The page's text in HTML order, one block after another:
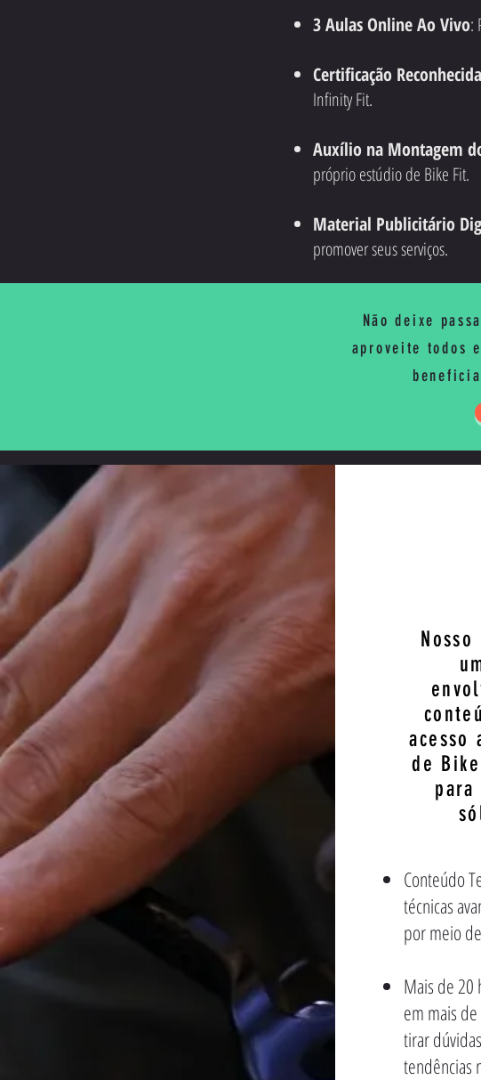
3 Aulas Online Ao Vivo:
Certificação Reconhecida
Infinity Fit.
Auxílio na Montagem
próprio estúdio de Bike Fit.
Material Publicitário
promover seus serviços.
Não deixe
aproveite todos
acesso
de
para
Conteúdo
técnicas
por meio
Mais de 20
em mais
tirar
tendências